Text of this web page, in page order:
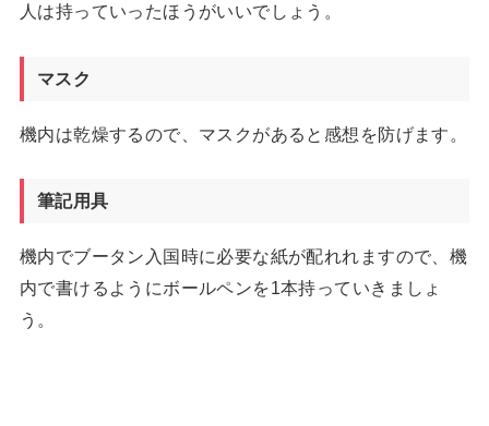
人は持っていったほうがいいでしょう。
マスク
機内は乾燥するので、マスクがあると感想を防げます。
筆記用具
機内でブータン入国時に必要な紙が配れれますので、機
内で書けるようにボールペンを1本持っていきましょ
う。